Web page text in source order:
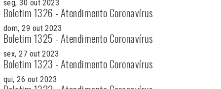
seg, 30 out 2023
Boletim 1326 - Atendimento Coronavírus
dom, 29 out 2023
Boletim 1325 - Atendimento Coronavírus
sex, 27 out 2023
Boletim 1323 - Atendimento Coronavírus
qui, 26 out 2023